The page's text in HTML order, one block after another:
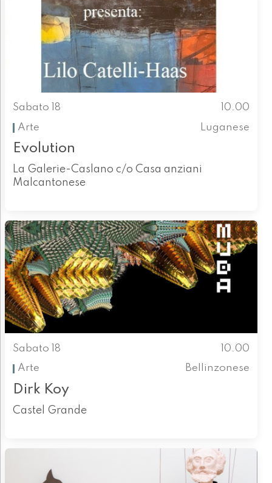
Sabato 18
10.00
Arte
Luganese
Evolution
La Galerie-Caslano c/o Casa anziani
Malcantonese
Sabato 18
10.00
Arte
Bellinzonese
Dirk Koy
Castel Grande